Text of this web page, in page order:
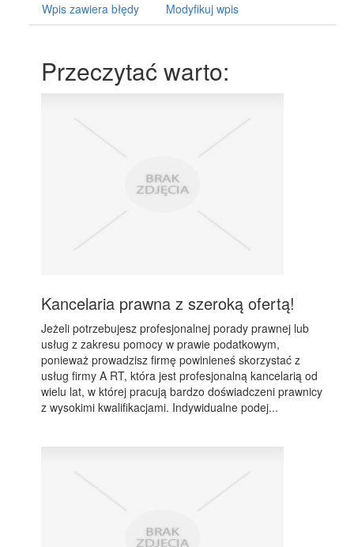
Wpis zawiera błędy Modyfikuj wpis
Przeczytać warto:
Kancelaria prawna z szeroką ofertą!
Jeżeli potrzebujesz profesjonalnej porady prawnej lub
usług z zakresu pomocy w prawie podatkowym,
ponieważ prowadzisz firmę powinieneś skorzystać z
usług firmy A RT, która jest profesjonalną kancelarią od
wielu lat, w której pracują bardzo doświadczeni prawnicy
z wysokimi kwalifikacjami. Indywidualne podej...